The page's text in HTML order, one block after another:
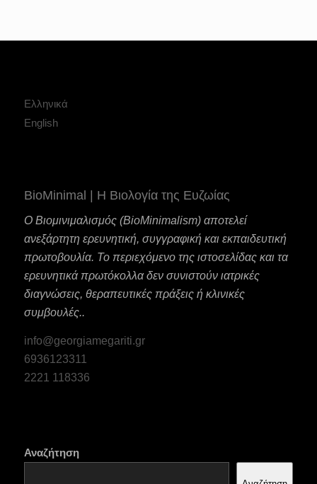
Ελληνικά
English
BioMinimal | Η Βιολογία της Ευζωίας
Ο Βιομινιμαλισμός (BioMinimalism) αποτελεί
ανεξάρτητη ερευνητική, συγγραφική και εκπαιδευτική
πρωτοβουλία. Το περιεχόμενο της ιστοσελίδας και τα
ερευνητικά πρωτόκολλα δεν συνιστούν ιατρικές
διαγνώσεις, θεραπευτικές πράξεις ή κλινικές
συμβουλές..
info@georgiamegariti.gr
6936123311
2221 118336
Αναζήτηση